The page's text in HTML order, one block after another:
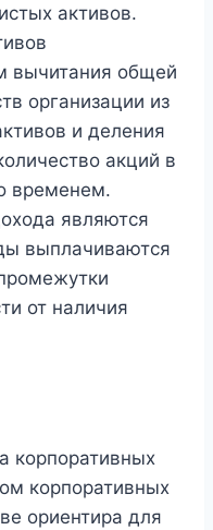
активов.
вычитания общей
организации из
и деления
акций в
временем.
являются
выплачиваются
от наличия
корпоративных
корпоративных
ориентира для